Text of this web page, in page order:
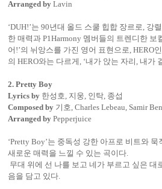
Arranged by Lavin
‘DUH!’는 90년대 올드 스쿨 힙합 장르로, 강
한 매력과 P1Harmony 멤버들의 트렌디한 보
어 !’의 뉘앙스를 가진 영어 표현으로, HERO인
의 HERO와는 다르게 , ‘내가 앉는 자리 , 내가
2. Pretty Boy
Lyrics by 한성호, 지웅, 인탁, 종섭
Composed by 기호, Charles Lebeau, Samir
Arranged by Pepperjuice
‘Pretty Boy’는 중독성 강한 아프로 비트와
새로운 매력을 느낄 수 있는 곡이다.
무대 위에 선 나를 보고 네가 부르고 싶은 대
음을 담고 있다.